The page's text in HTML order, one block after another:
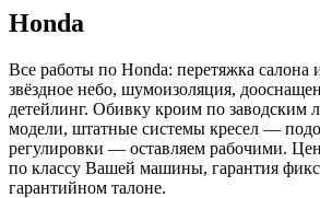
Honda
Все работы по Honda: перетяжка салона
звёздное небо, шумоизоляция,
детейлинг. Обивку кроим по заводским
модели, штатные системы кресел —
регулировки — оставляем рабочими.
по классу Вашей машины, гарантия
гарантийном талоне.